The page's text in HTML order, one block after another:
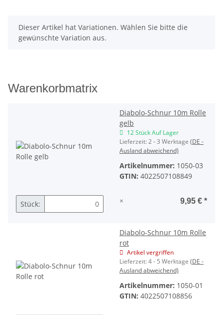
x
Dieser Artikel hat Variationen. Wählen Sie bitte die
gewünschte Variation aus.
Warenkorbmatrix
Diabolo-Schnur 10m Rolle
gelb
12 Stück Auf Lager
Lieferzeit:2 - 3 Werktage (DE -
Ausland abweichend)
Artikelnummer: 1050-03
GTIN: 4022507108849
Stück: × 9,95 € *
Diabolo-Schnur 10m Rolle
rot
Artikel vergriffen
Lieferzeit:4 - 5 Werktage (DE -
Ausland abweichend)
Artikelnummer: 1050-01
GTIN: 4022507108856